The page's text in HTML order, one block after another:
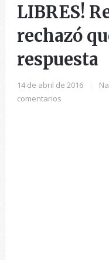
LIBRES!
rechazó
respuesta
14 de abril de 2016
comentarios